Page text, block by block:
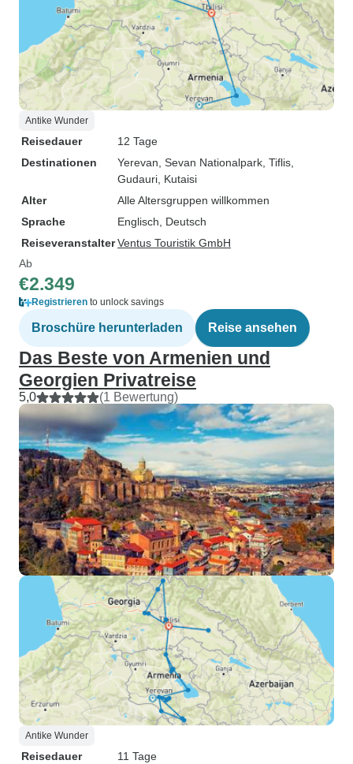
Antike Wunder
Reisedauer
12 Tage
Destinationen
Yerevan , Sevan Nationalpark , Tiflis
Gudauri , Kutaisi
Alter
Alle Altersgruppen willkommen
Sprache
Englisch, Deutsch
ReiseveranstalterVentus Touristik GmbH
Ab
€2.349
Registrieren to unlock savings
Broschüre herunterladen Reise ansehen
Das Beste von Armenien und
Georgien Privatreise
5,0 (1 Bewertung)
Antike Wunder
Reisedauer 11 Tage